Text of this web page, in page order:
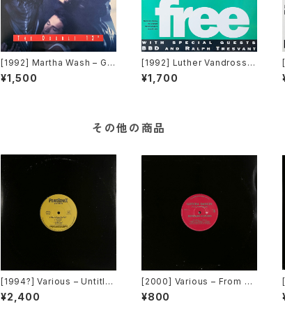
[1992] Martha Wash – Giv
e It To You [RCA][2枚組]
¥1,500
[1992] Luther Vandross &
Janet Jackson With Spe
cial Guests BBD & Ralph
¥1,700
その他の商品
[1994?] Various – Untitle
d (PM-669)[PoweRemix
Records]
¥2,400
[2000] Various – From Su
per Dance Freak Vol. 83
/ Back To The "Disco" ~
¥800